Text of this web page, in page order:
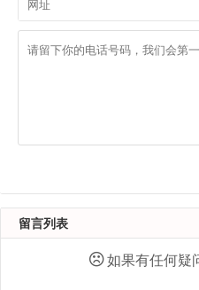
留言列表
如果有任何疑